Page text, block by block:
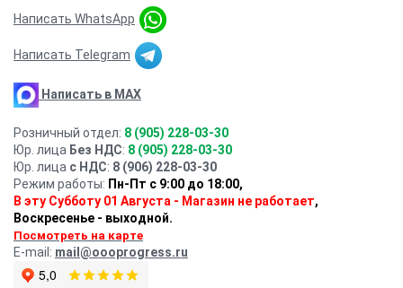
Написать WhatsApp
Написать Telegram
Написать в MAX
Розничный отдел: 8 (905) 228-03-30
Юр. лица Без НДС: 8 (905) 228-03-30
Юр. лица с НДС: 8 (906) 228-03-30
Режим работы: Пн-Пт с 9:00 до 18:00,
В эту Субботу 01 Августа - Магазин не работает,
Воскресенье - выходной.
Посмотреть на карте
E-mail: mail@oooprogress.ru